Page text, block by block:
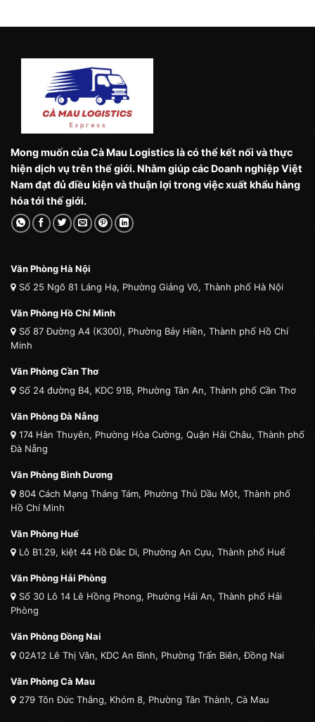
Mong muốn của Cà Mau Logistics là có thể kết nối và thực
hiện dịch vụ trên thế giới. Nhằm giúp các Doanh nghiệp Việt
Nam đạt đủ điều kiện và thuận lợi trong việc xuất khẩu hàng
hóa tới thế giới.
Văn Phòng Hà Nội
Số 25 Ngõ 81 Láng Hạ, Phường Giảng Võ, Thành phố Hà Nội
Văn Phòng Hồ Chí Minh
Số 87 Đường A4 (K300), Phường Bảy Hiền, Thành phố Hồ Chí
Minh
Văn Phòng Cần Thơ
Số 24 đường B4, KDC 91B, Phường Tân An, Thành phố Cần Thơ
Văn Phòng Đà Nẵng
174 Hàn Thuyên, Phường Hòa Cường, Quận Hải Châu, Thành phố
Đà Nẵng
Văn Phòng Bình Dương
804 Cách Mạng Tháng Tám, Phường Thủ Dầu Một, Thành phố
Hồ Chí Minh
Văn Phòng Huế
Lô B1.29, kiệt 44 Hồ Đắc Di, Phường An Cựu, Thành phố Huế
Văn Phòng Hải Phòng
Số 30 Lô 14 Lê Hồng Phong, Phường Hải An, Thành phố Hải
Phòng
Văn Phòng Đồng Nai
02A12 Lê Thị Vân, KDC An Bình, Phường Trấn Biên, Đồng Nai
Văn Phòng Cà Mau
279 Tôn Đức Thắng, Khóm 8, Phường Tân Thành, Cà Mau